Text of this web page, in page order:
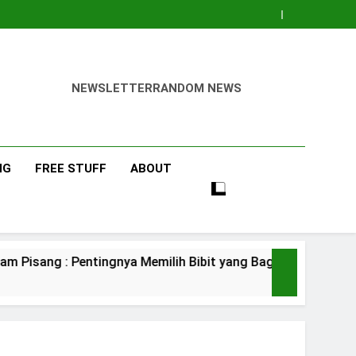
NEWSLETTERRANDOM NEWS
FREE STUFF ABOUT
Memilih Bibit yang Bagus